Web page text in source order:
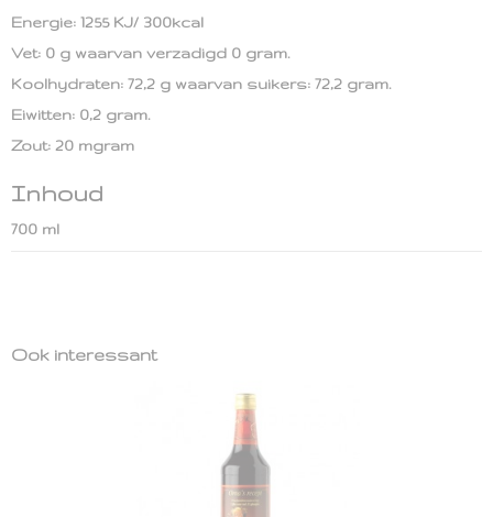
Energie: 1255 KJ/ 300kcal
Vet: 0 g waarvan verzadigd 0 gram.
Koolhydraten: 72,2 g waarvan suikers: 72,2 gram.
Eiwitten: 0,2 gram.
Zout: 20 mgram
Inhoud
700 ml
Ook interessant